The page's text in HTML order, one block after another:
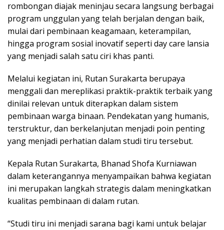
rombongan diajak meninjau secara langsung berbagai
program unggulan yang telah berjalan dengan baik,
mulai dari pembinaan keagamaan, keterampilan,
hingga program sosial inovatif seperti day care lansia
yang menjadi salah satu ciri khas panti.
Melalui kegiatan ini, Rutan Surakarta berupaya
menggali dan mereplikasi praktik-praktik terbaik yang
dinilai relevan untuk diterapkan dalam sistem
pembinaan warga binaan. Pendekatan yang humanis,
terstruktur, dan berkelanjutan menjadi poin penting
yang menjadi perhatian dalam studi tiru tersebut.
Kepala Rutan Surakarta, Bhanad Shofa Kurniawan
dalam keterangannya menyampaikan bahwa kegiatan
ini merupakan langkah strategis dalam meningkatkan
kualitas pembinaan di dalam rutan.
“Studi tiru ini menjadi sarana bagi kami untuk belajar